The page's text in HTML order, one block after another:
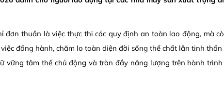
đơn thuần là việc thực thi các quy định an toàn lao động, mà
đồng hành, chăm lo toàn diện đời sống thể chất lẫn tinh
vững tâm thế chủ động và tràn đầy năng lượng trên hành